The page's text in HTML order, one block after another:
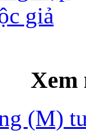
Xem
(M)